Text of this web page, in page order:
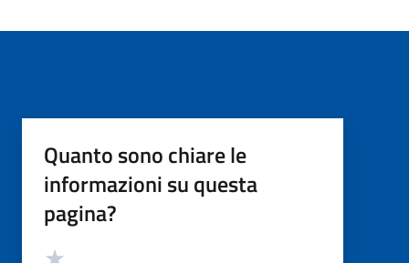
Quanto sono chiare le
informazioni su questa
pagina?
Valutazione